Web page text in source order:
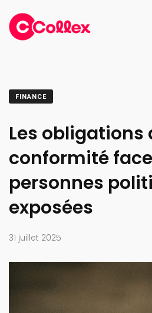
FINANCE
Les obligations
conformité
personnes
exposées
31 juillet 2025